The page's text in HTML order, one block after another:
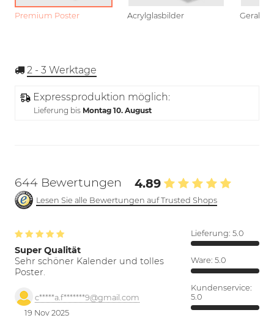
Premium Poster Acrylglasbilder
2 - 3 Werktage
Expressproduktion möglich:
Lieferung bis Montag 10. August
644 Bewertungen 4.89
Lesen Sie alle Bewertungen auf Trusted Shops
Super Qualität
Sehr schöner Kalender und tolles
Poster.
c*****a.f*******9@gmail.com
19 Nov 2025
Lieferung: 5.0
Ware: 5.0
Kundenservice:
5.0